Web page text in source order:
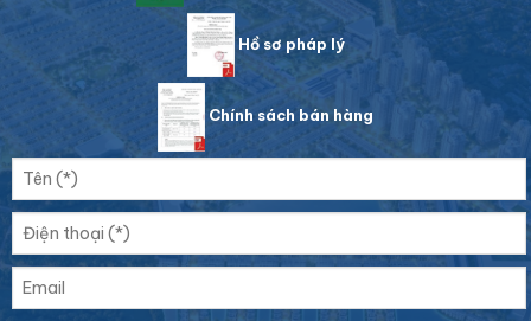
Hồ sơ pháp lý
Chính sách bán hàng